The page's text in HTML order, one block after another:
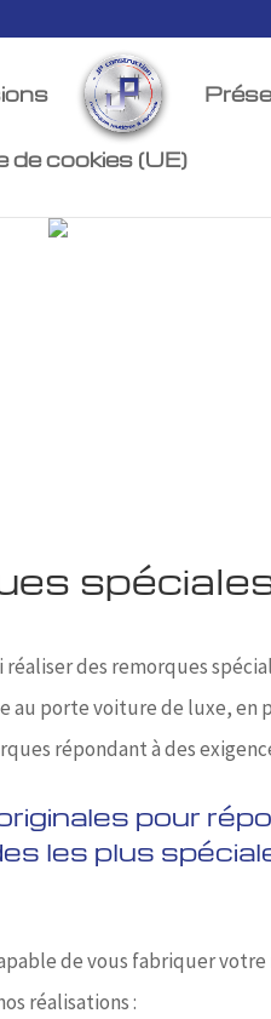
de cookies (UE)
des remorques
porte voiture de luxe, en
répondant à des
pour
les plus
de vous fabriquer
réalisations :